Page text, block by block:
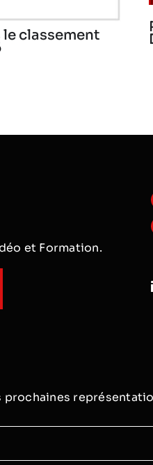
le classement
et Formation.
prochaines